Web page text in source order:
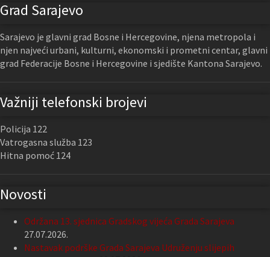
Grad Sarajevo
Sarajevo je glavni grad Bosne i Hercegovine, njena metropola i
njen najveći urbani, kulturni, ekonomski i prometni centar, glavni
grad Federacije Bosne i Hercegovine i sjedište Kantona Sarajevo.
Važniji telefonski brojevi
Policija 122
Vatrogasna služba 123
Hitna pomoć 124
Novosti
Održana 13. sjednica Gradskog vijeća Grada Sarajeva
27.07.2026.
Nastavak podrške Grada Sarajeva Udruženju slijepih